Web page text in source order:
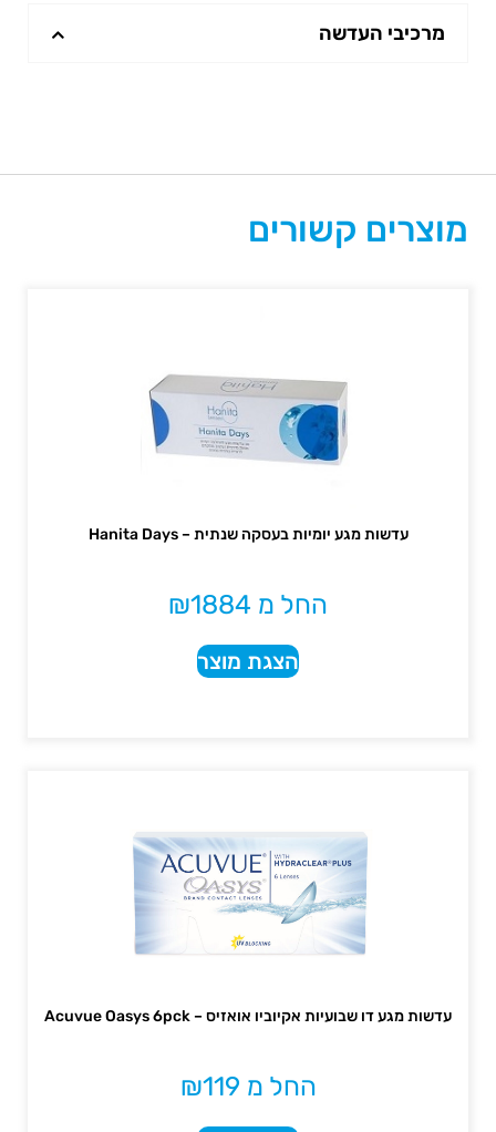
מרכיבי העדשה
מוצרים קשורים
עדשות מגע יומיות בעסקה שנתית – Hanita Days
החל מ ₪1884
הצגת מוצר
עדשות מגע דו שבועיות אקיוביו אואזיס – Acuvue Oasys 6pck
החל מ ₪119